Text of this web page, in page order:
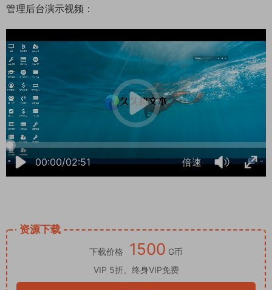
管理后台演示视频：
00:00/02:51 倍速
资源下载
下载价格 1500 G币
VIP 5折、终身VIP免费